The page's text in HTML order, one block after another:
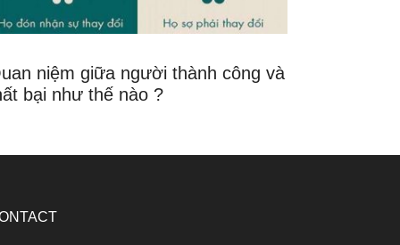
niệm giữa người thành công và
bại như thế nào ?